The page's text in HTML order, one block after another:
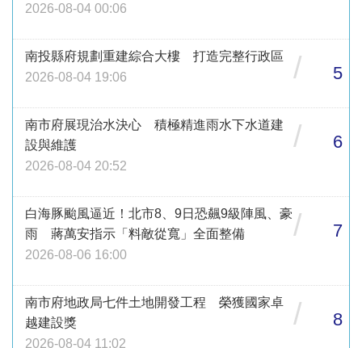
2026-08-04 00:06
南投縣府規劃重建綜合大樓 打造完整行政區
2026-08-04 19:06
/ 5
南市府展現治水決心 積極精進雨水下水道建
設與維護
2026-08-04 20:52
/ 6
白海豚颱風逼近！北市8、9日恐飆9級陣風、豪
雨 蔣萬安指示「料敵從寬」全面整備
2026-08-06 16:00
/ 7
南市府地政局七件土地開發工程 榮獲國家卓
越建設獎
2026-08-04 11:02
/ 8